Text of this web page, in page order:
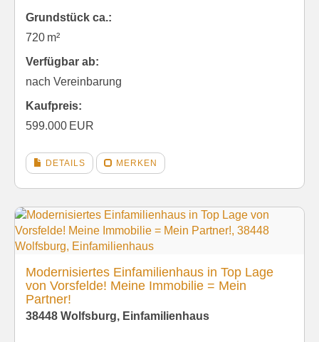
Grund­stück ca.:
720 m²
Verfügbar ab:
nach Vereinbarung
Kaufpreis:
599.000 EUR
DETAILS MERKEN
Modernisiertes Einfamilienhaus in Top Lage
von Vorsfelde! Meine Immobilie = Mein
Partner!
38448 Wolfsburg, Einfamilienhaus